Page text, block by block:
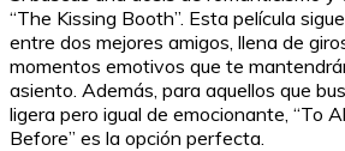
“The Kissing Booth”. Esta película
entre dos mejores amigos, llena de
momentos emotivos que te
asiento. Además, para aquellos que
ligera pero igual de emocionante, “To
Before” es la opción perfecta.